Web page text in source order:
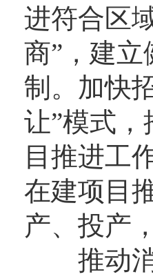
进符合区
商”，建
制。加快
让”模式
目推进工
在建项目
产、投产
推动消